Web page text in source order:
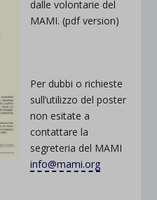
dalle volontarie del
MAMI. (pdf version)
Per dubbi o richieste
sull’utilizzo del poster
non esitate a
contattare la
segreteria del MAMI
info@mami.org